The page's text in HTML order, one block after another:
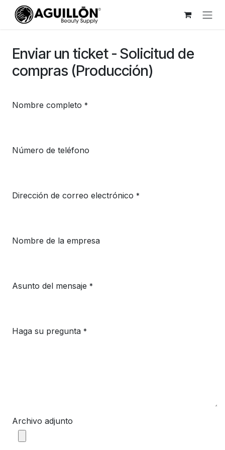
Ir al contenido
Enviar un ticket - Solicitud de
compras (Producción)
Nombre completo *
Número de teléfono
Dirección de correo electrónico *
Nombre de la empresa
Asunto del mensaje *
Haga su pregunta *
Archivo adjunto